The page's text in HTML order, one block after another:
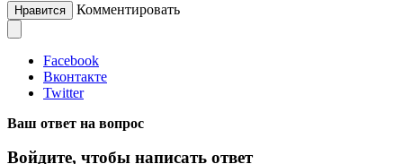
Нравится Комментировать
Facebook
Вконтакте
Twitter
Ваш ответ на вопрос
Войдите, чтобы написать ответ